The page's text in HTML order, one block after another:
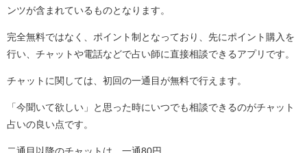
ンツが含まれているものとなります。
完全無料ではなく、ポイント制となっており、先にポイント購入を
行い、チャットや電話などで占い師に直接相談できるアプリです。
チャットに関しては、初回の一通目が無料で行えます。
「今聞いて欲しい」と思った時にいつでも相談できるのがチャット
占いの良い点です。